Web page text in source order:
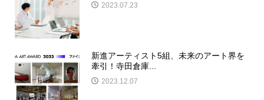
2023.07.23
新進アーティスト5組、未来のアート界を
牽引！寺田倉庫...
2023.12.07